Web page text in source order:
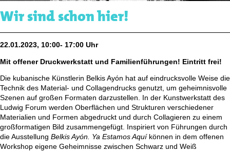
Wir sind schon hier!
22.01.2023, 10:00- 17:00 Uhr
Mit offener Druckwerkstatt und Familienführungen! Eintritt frei!
Die kubanische Künstlerin Belkis Ayón hat auf eindrucksvolle Weise die
Technik des Material- und Collagendrucks genutzt, um geheimnisvolle
Szenen auf großen Formaten darzustellen. In der Kunstwerkstatt des
Ludwig Forum werden Oberflächen und Strukturen verschiedener
Materialien und Formen abgedruckt und durch Collagieren zu einem
großformatigen Bild zusammengefügt. Inspiriert von Führungen durch
die Ausstellung Belkis Ayón. Ya Estamos Aquíkönnen in dem offenen
Workshop eigene Geheimnisse zwischen Schwarz und Weiß